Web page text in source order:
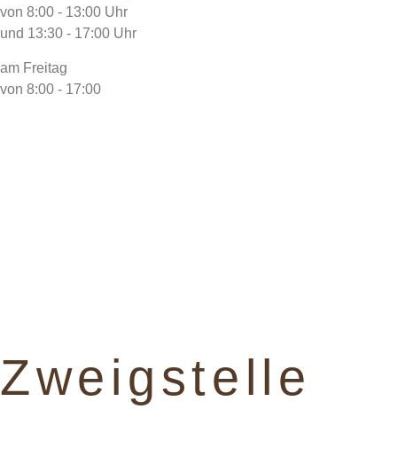
von 8:00 - 13:00 Uhr
und 13:30 - 17:00 Uhr
am Freitag
von 8:00 - 17:00
Zweigstelle